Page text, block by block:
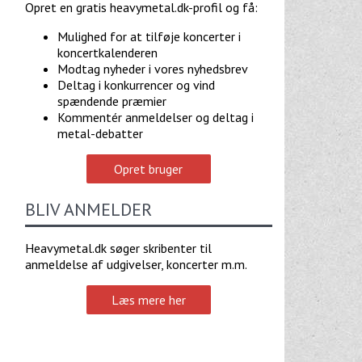
Opret en gratis heavymetal.dk-profil og få:
Mulighed for at tilføje koncerter i
koncertkalenderen
Modtag nyheder i vores nyhedsbrev
Deltag i konkurrencer og vind
spændende præmier
Kommentér anmeldelser og deltag i
metal-debatter
Opret bruger
BLIV ANMELDER
Heavymetal.dk søger skribenter til
anmeldelse af udgivelser, koncerter m.m.
Læs mere her